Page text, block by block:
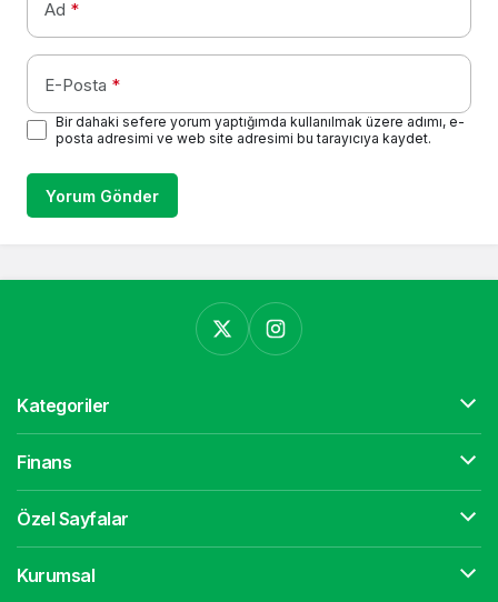
Ad *
E-Posta *
Bir dahaki sefere yorum yaptığımda kullanılmak üzere adımı, e-
posta adresimi ve web site adresimi bu tarayıcıya kaydet.
Yorum Gönder
Kategoriler
Finans
Özel Sayfalar
Kurumsal